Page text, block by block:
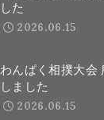
した
2026.06.15
わんぱく相撲大会
しました
2026.06.15